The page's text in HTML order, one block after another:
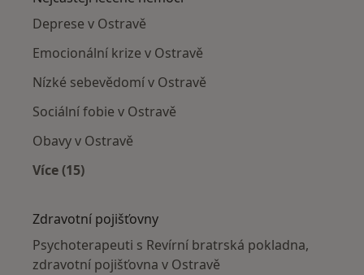
Deprese v Ostravě
Emocionální krize v Ostravě
Nízké sebevědomí v Ostravě
Sociální fobie v Ostravě
Obavy v Ostravě
Více (15)
Zdravotní pojišťovny
Psychoterapeuti s Revírní bratrská pokladna,
zdravotní pojišťovna v Ostravě